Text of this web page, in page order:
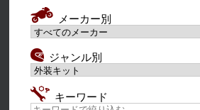
メーカー別
ジャンル別
キーワード